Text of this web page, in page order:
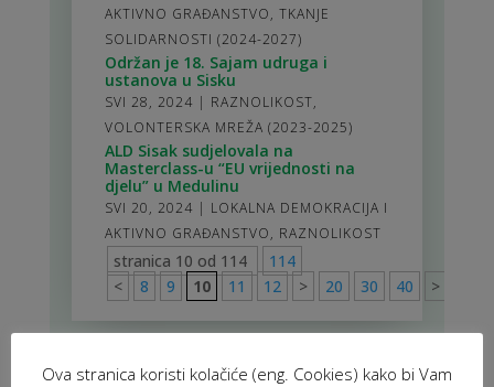
AKTIVNO GRAĐANSTVO, TKANJE
SOLIDARNOSTI (2024-2027)
Održan je 18. Sajam udruga i
ustanova u Sisku
SVI 28, 2024 | RAZNOLIKOST,
VOLONTERSKA MREŽA (2023-2025)
ALD Sisak sudjelovala na
Masterclass-u “EU vrijednosti na
djelu” u Medulinu
SVI 20, 2024 | LOKALNA DEMOKRACIJA I
AKTIVNO GRAĐANSTVO, RAZNOLIKOST
stranica 10 od 114
114
<
8 9 10 11 12 > 20 30 40 >
Ova stranica koristi kolačiće (eng. Cookies) kako bi Vam